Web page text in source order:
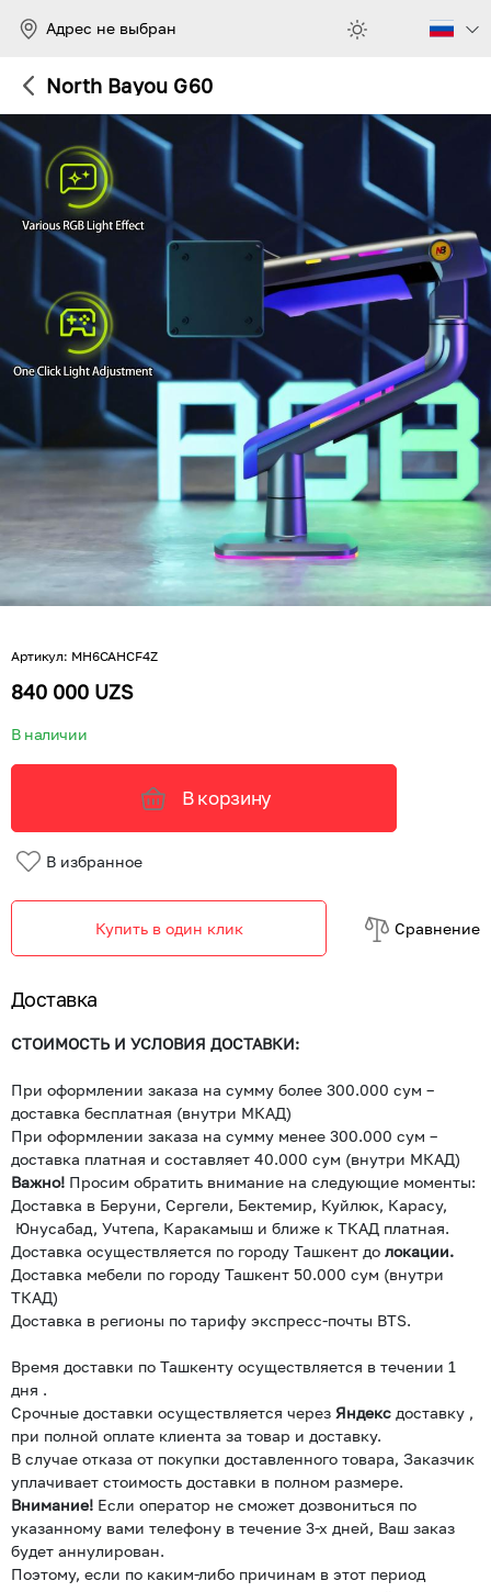
Адрес не выбран
North Bayou G60
Артикул: MH6CAHCF4Z
840 000 UZS
В наличии
В корзину
В избранное
Купить в один клик Cравнение
Доставка
СТОИМОСТЬ И УСЛОВИЯ ДОСТАВКИ:
При оформлении заказа на сумму более 300.000 сум –
доставка бесплатная (внутри МКАД)
При оформлении заказа на сумму менее 300.000 сум –
доставка платная и составляет 40.000 сум (внутри МКАД)
Важно! Просим обратить внимание на следующие моменты:
Доставка в Беруни, Сергели, Бектемир, Куйлюк, Карасу,
Юнусабад, Учтепа, Каракамыш и ближе к ТКАД платная.
Доставка осуществляется по городу Ташкент до локации.
Доставка мебели по городу Ташкент 50.000 сум (внутри
ТКАД)
Доставка в регионы по тарифу экспресс-почты BTS.
Время доставки по Ташкенту осуществляется в течении 1
дня .
Срочные доставки осуществляется через Яндекс доставку ,
при полной оплате клиента за товар и доставку.
В случае отказа от покупки доставленного товара, Заказчик
уплачивает стоимость доставки в полном размере.
Внимание! Если оператор не сможет дозвониться по
указанному вами телефону в течение 3-х дней, Ваш заказ
будет аннулирован.
Поэтому, если по каким-либо причинам в этот период